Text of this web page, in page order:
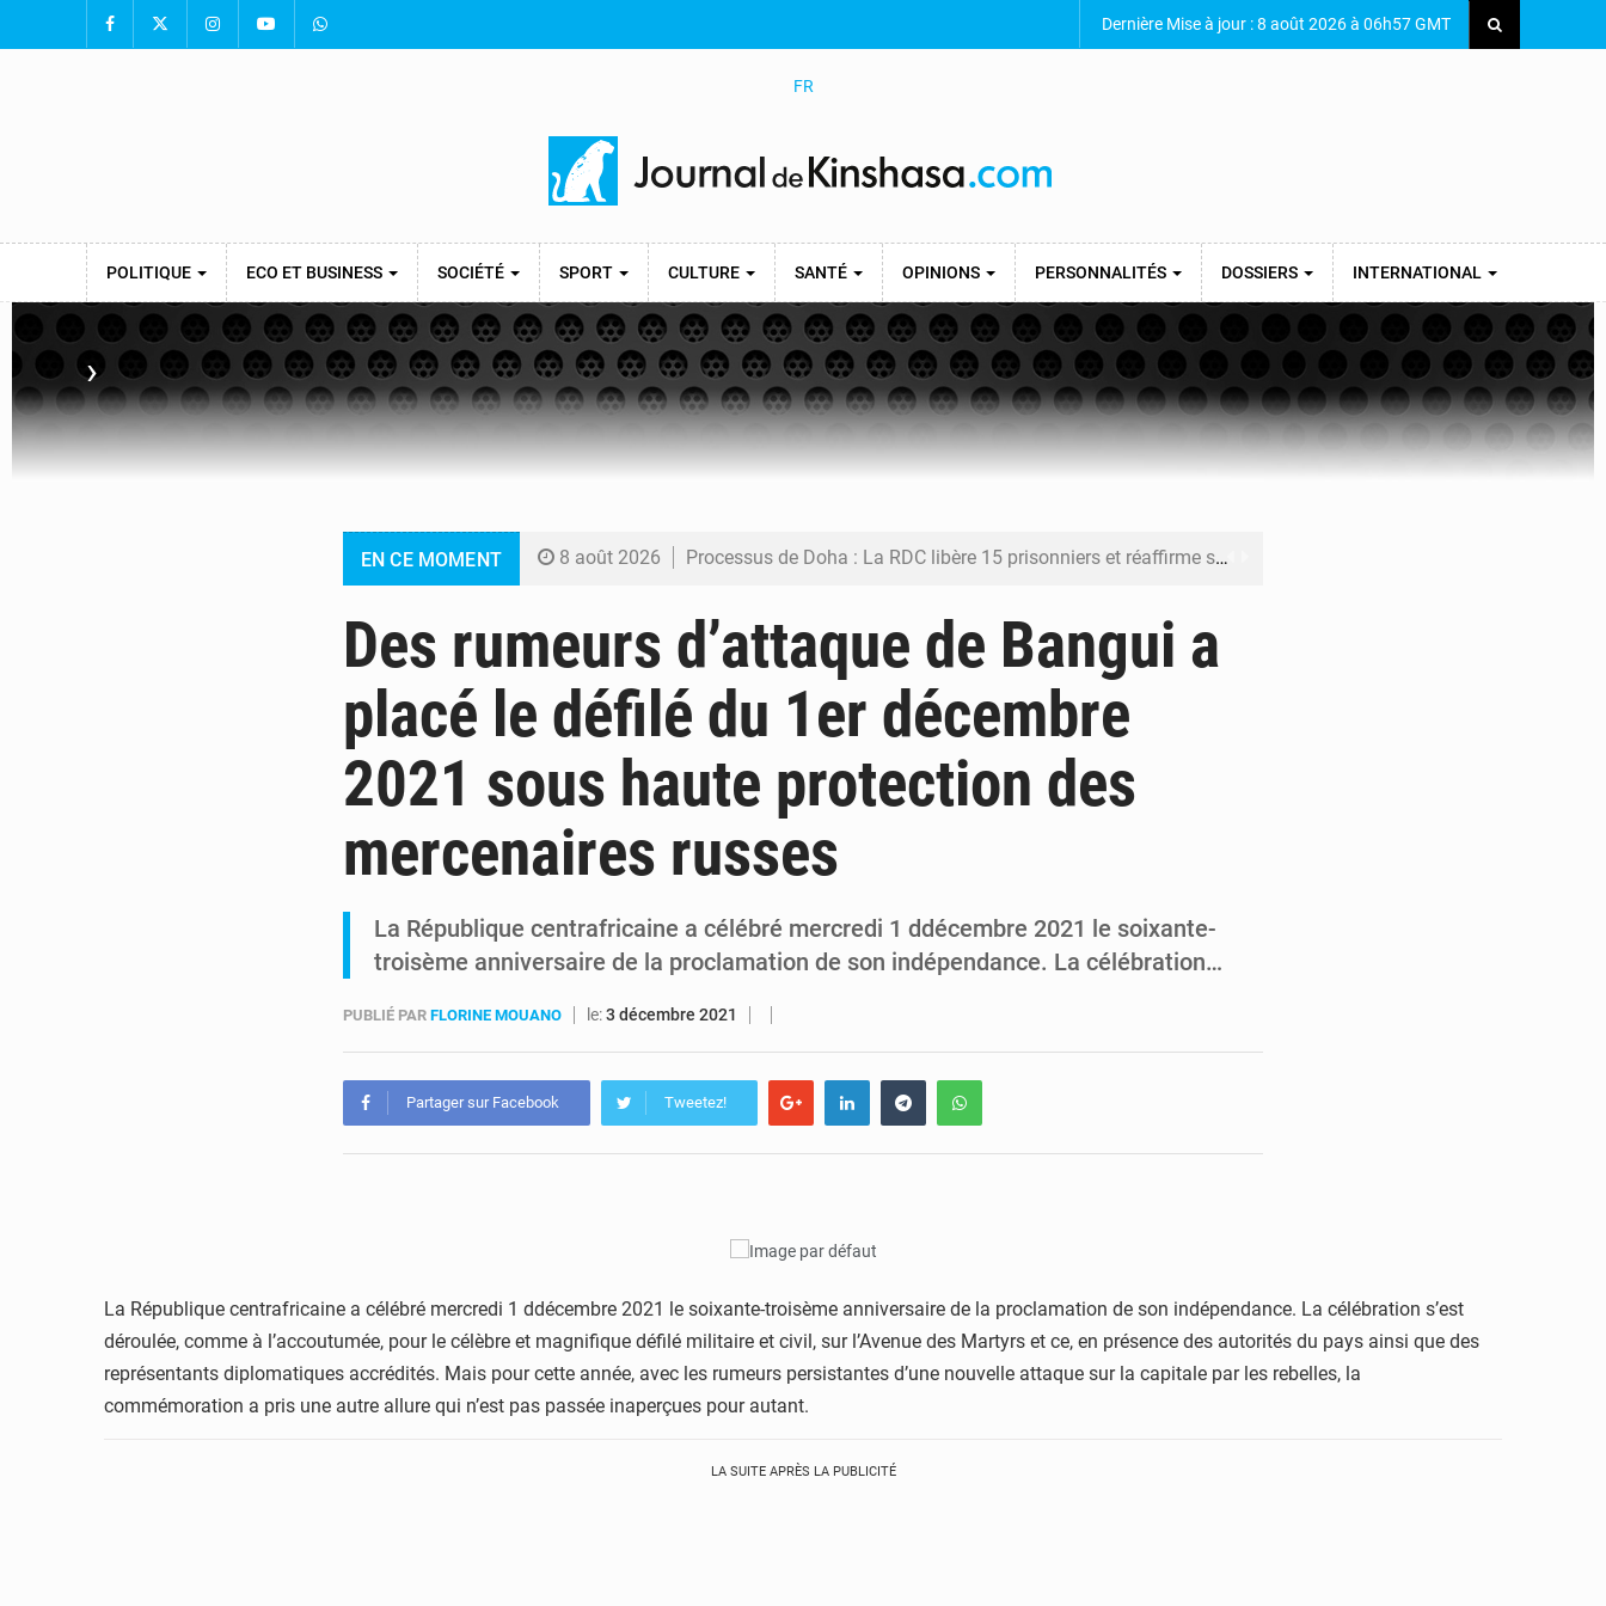
Dernière Mise à jour : 8 août 2026 à 06h57 GMT
FR
POLITIQUE ECO ET BUSINESS SOCIÉTÉ SPORT CULTURE SANTÉ OPINIONS PERSONNALITÉS DOSSIERS INTERNATIONAL
›
EN CE MOMENT 8 août 2026 Processus de Doha : La RDC libère 15 prisonniers et réaffirme sa détermination à respecter ses engagements
7 août 2026 RDC : Kinshasa annonce des analyses croisées après des allégations sur des traces d’uranium dans le cobalt exporté
6 août 2026 Comment des milliers d’Africains protègent et font fructifier leur argent avec l’USDT
6 août 2026 RDC : Raïssa Malu lance les préparatifs d’une Table ronde nationale sur l’éducation inclusive des enfants handicapés
Des rumeurs d’attaque de Bangui a
placé le défilé du 1er décembre
2021 sous haute protection des
mercenaires russes
La République centrafricaine a célébré mercredi 1 ddécembre 2021 le soixante-
troisème anniversaire de la proclamation de son indépendance. La célébration…
PUBLIÉ PAR FLORINE MOUANO le:3 décembre 2021
Partager sur Facebook Tweetez!
La République centrafricaine a célébré mercredi 1 ddécembre 2021 le soixante-troisème anniversaire de la proclamation de son indépendance. La célébration s’est
déroulée, comme à l’accoutumée, pour le célèbre et magnifique défilé militaire et civil, sur l’Avenue des Martyrs et ce, en présence des autorités du pays ainsi que des
représentants diplomatiques accrédités. Mais pour cette année, avec les rumeurs persistantes d’une nouvelle attaque sur la capitale par les rebelles, la
commémoration a pris une autre allure qui n’est pas passée inaperçues pour autant.
LA SUITE APRÈS LA PUBLICITÉ